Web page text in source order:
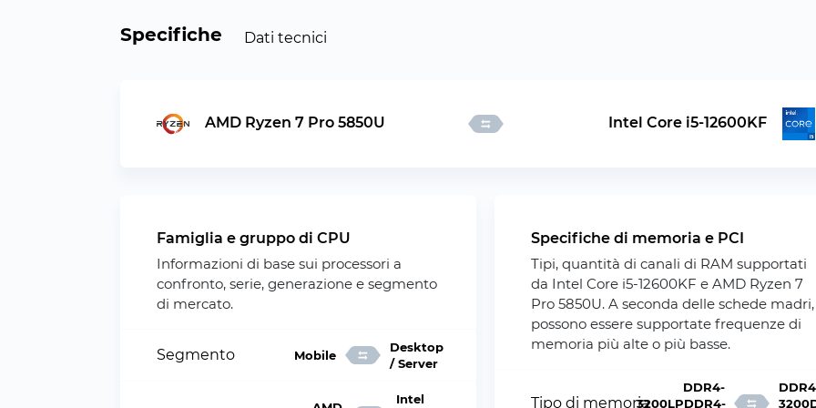
Specifiche Dati tecnici
AMD Ryzen 7 Pro 5850U Intel Core i5-12600KF
Famiglia e gruppo di CPU
Informazioni di base sui processori a
confronto, serie, generazione e segmento
di mercato.
Segmento Mobile
Desktop
/ Server
Intel
Specifiche di memoria e PCI
Tipi, quantità di canali di RAM supportati
da Intel Core i5-12600KF e AMD Ryzen 7
Pro 5850U. A seconda delle schede madri,
possono essere supportate frequenze di
memoria più alte o più basse.
Tipo di memoria
DDR4-
3200LPDDR4-